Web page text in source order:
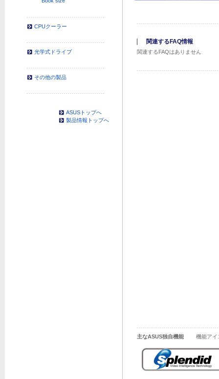
関連するFAQ情報
関連するFAQはありません
主なASUS独自機能 機能ア
CPUクーラー
光学式ドライブ
その他の製品
ASUSトップへ
製品情報トップへ